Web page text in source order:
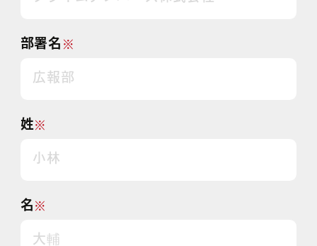
※
部署名
※
姓
※
名